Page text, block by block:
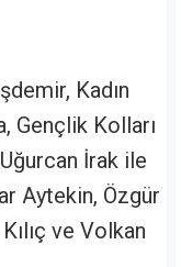
Kadın
Gençlik Kolları
İrak ile
Aytekin, Özgür
ve Volkan